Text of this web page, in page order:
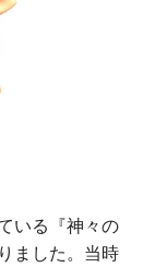
いる『神々の
ました。当時